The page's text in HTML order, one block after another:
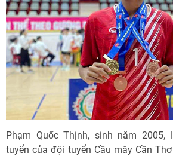
Phạm Quốc Thịnh, sinh năm 2005,
tuyển của đội tuyển Cầu mây Cần